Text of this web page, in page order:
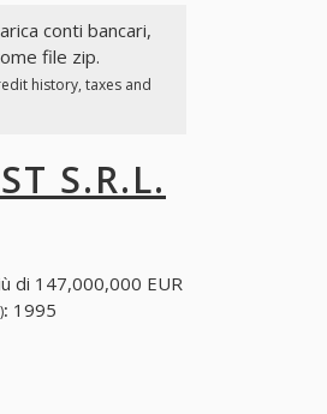
conti bancari,
file zip.
history, taxes and
S.R.L.
di 147,000,000 EUR
: 1995